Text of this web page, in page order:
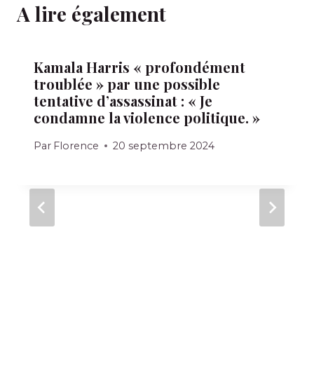
A lire également
Kamala Harris « profondément
troublée » par une possible
tentative d’assassinat : « Je
condamne la violence politique. »
Par Florence 20 septembre 2024